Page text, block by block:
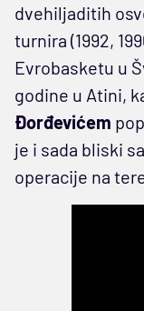
dvehiljaditih
turnira (1992,
Evrobasketu u
godine u Atini,
Đorđevićem
je i sada bliski
operacije na